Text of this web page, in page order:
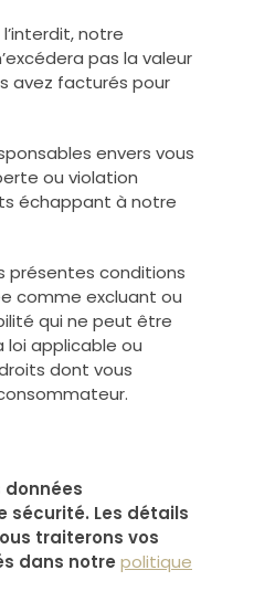
notre
pas la valeur
avez facturés pour
envers vous
ou violation
échappant à notre
présentes conditions
comme excluant ou
qui ne peut être
loi applicable ou
dont vous
données
sécurité. Les détails
traiterons vos
dans notre politique